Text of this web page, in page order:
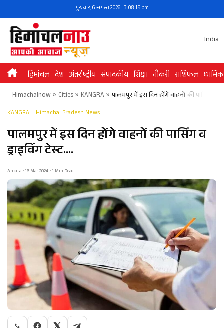
to
content
गुरुवार, 6 अगस्त 2026 | 3:08:15 pm
India
हिमांचल देश अंतर्राष्ट्रीय संपादकीय शिक्षा नौकरी राशिफल धार्मिक
Himachalnow» Cities» KANGRA » पालमपुर में इस दिन होंगे वाहनों की पासिंग व
KANGRA Himachal Pradesh News
पालमपुर में इस दिन होंगे वाहनों की पासिंग व
ड्राइविंग टेस्ट….
Ankita • 16 Mar 2024 • 1 Min Read